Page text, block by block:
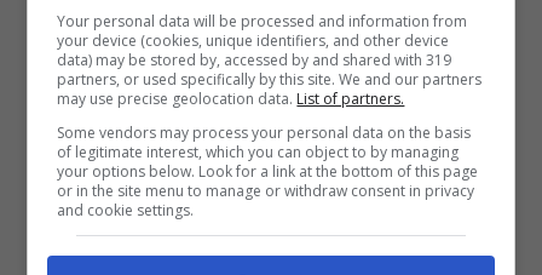
A sentire il numero uno cagliaritano,
responsabilità in caso di Serie B.
«Dobbiamo tutti – la conferma di Tommaso
Your personal data will be processed and information from
your device (cookies, unique identifiers, and other device
data) may be stored by, accessed by and shared with 319
partners, or used specifically by this site. We and our partners
may use precise geolocation data. List of partners.
Some vendors may process your personal data on the basis
of legitimate interest, which you can object to by managing
your options below. Look for a link at the bottom of this page
or in the site menu to manage or withdraw consent in privacy
and cookie settings.